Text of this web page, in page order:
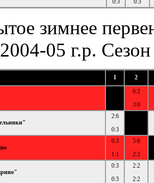
0:3
0:3
зимнее
05 г.р.
1 2
6:2
3:0
2:6
0:3
0:3
1:1
5:6
2:2
0:3
0:3
2:2
2:2